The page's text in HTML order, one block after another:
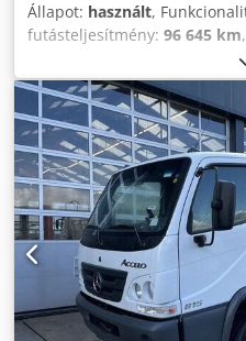
Állapot: használt,
futásteljesítmény: 96 645 km
, első forgalomba
dízel, saját tömeg:18 580 kg,
, össztömeg:32 000 kg,
315/70 R 22,5 ,
mm, következő vizsga (TÜV):
fékek:motorfék , szín:fehér,
hajtástípus:automata,
felfüggesztés:acél-levegő ,
differenciálzár,
légkondicionálás,
#30673 Zoeller-ASF Medium
Premium billenőrendszer
vezetőfülke Tengelytáv: